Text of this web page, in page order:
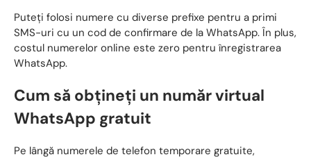
Puteți folosi numere cu diverse prefixe pentru a primi
SMS-uri cu un cod de confirmare de la WhatsApp. În plus,
costul numerelor online este zero pentru înregistrarea
WhatsApp.
Cum să obțineți un număr virtual
WhatsApp gratuit
Pe lângă numerele de telefon temporare gratuite,